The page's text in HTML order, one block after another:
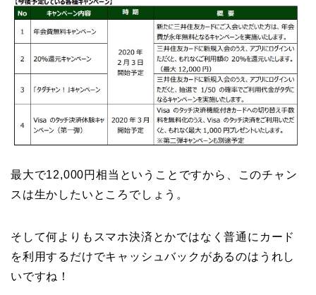
最大で12,000円相当ということですから、このチャン
スは生かしたいところでしょう。
そして何よりもスマホ決済とかではなく普通にカード
を利用するだけでキャッシュバックがあるのはうれし
いですね！